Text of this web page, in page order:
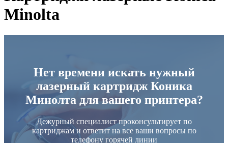
Minolta
Нет времени искать нужный
лазерный картридж Коника
Минолта для вашего принтера?
Дежурный специалист проконсультирует по
картриджам и ответит на все ваши вопросы по
телефону горячей линии